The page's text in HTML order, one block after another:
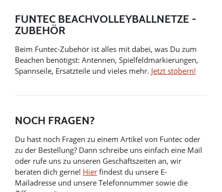
FUNTEC BEACHVOLLEYBALLNETZE -
ZUBEHÖR
Beim Funtec-Zubehör ist alles mit dabei, was Du zum
Beachen benötigst: Antennen, Spielfeldmarkierungen,
Spannseile, Ersatzteile und vieles mehr. Jetzt stöbern!
NOCH FRAGEN?
Du hast noch Fragen zu einem Artikel von Funtec oder
zu der Bestellung? Dann schreibe uns einfach eine Mail
oder rufe uns zu unseren Geschäftszeiten an, wir
beraten dich gerne! Hier findest du unsere E-
Mailadresse und unsere Telefonnummer sowie die